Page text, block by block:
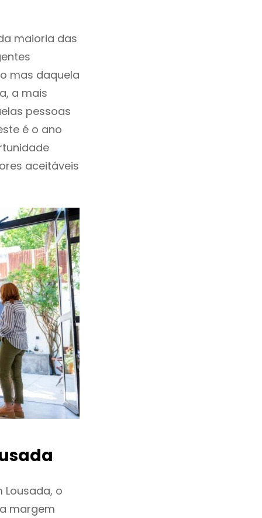
maioria das
mas daquela
a mais
pessoas
é o ano
aceitáveis
Lousada, o
margem